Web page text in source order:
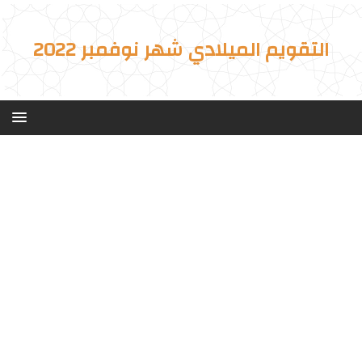
التقويم الميلادي شهر نوفمبر 2022